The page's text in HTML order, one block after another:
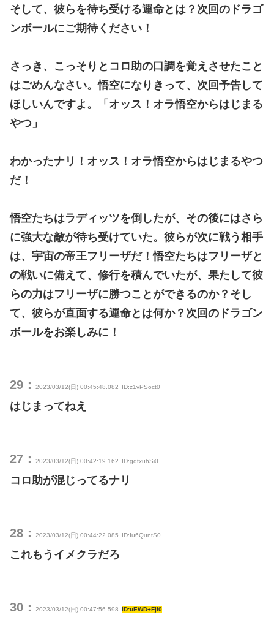
そして、彼らを待ち受ける運命とは？次回のドラゴ
ンボールにご期待ください！
さっき、こっそりとコロ助の口調を覚えさせたこと
はごめんなさい。悟空になりきって、次回予告して
ほしいんですよ。「オッス！オラ悟空からはじまる
やつ」
わかったナリ！オッス！オラ悟空からはじまるやつ
だ！
悟空たちはラディッツを倒したが、その後にはさら
に強大な敵が待ち受けていた。彼らが次に戦う相手
は、宇宙の帝王フリーザだ！悟空たちはフリーザと
の戦いに備えて、修行を積んでいたが、果たして彼
らの力はフリーザに勝つことができるのか？そし
て、彼らが直面する運命とは何か？次回のドラゴン
ボールをお楽しみに！
29： 2023/03/12(日) 00:45:48.082 ID:z1vPSoct0
はじまってねえ
27： 2023/03/12(日) 00:42:19.162 ID:gdtxuhSi0
コロ助が混じってるナリ
28： 2023/03/12(日) 00:44:22.085 ID:Iu6QuntS0
これもうイメクラだろ
30： 2023/03/12(日) 00:47:56.598 ID:uEWD+FjI0